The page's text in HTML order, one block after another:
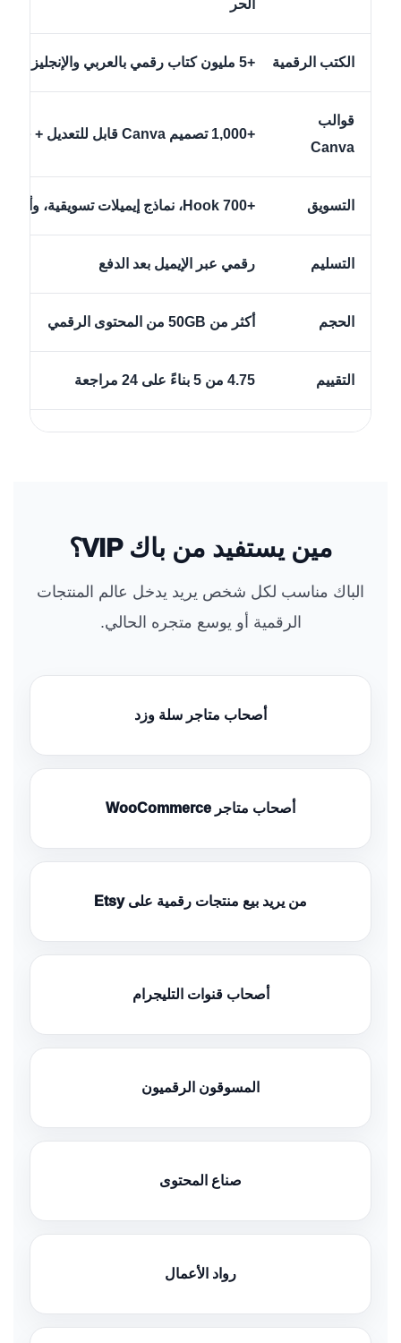
الحر
الكتب الرقمية +5 مليون كتاب رقمي بالعربي والإنجليزي
قوالب
Canva
+1,000 تصميم Canva قابل للتعديل + قوالب للصحة والجمال والعروض الموسمية
التسويق +700 Hook، نماذج إيميلات تسويقية، وأفكار بزنس
التسليم رقمي عبر الإيميل بعد الدفع
الحجم أكثر من 50GB من المحتوى الرقمي
التقييم 4.75 من 5 بناءً على 24 مراجعة
مين يستفيد من باك VIP؟
الباك مناسب لكل شخص يريد يدخل عالم المنتجات
الرقمية أو يوسع متجره الحالي.
أصحاب متاجر سلة وزد
أصحاب متاجر WooCommerce
من يريد بيع منتجات رقمية على Etsy
أصحاب قنوات التليجرام
المسوقون الرقميون
صناع المحتوى
رواد الأعمال